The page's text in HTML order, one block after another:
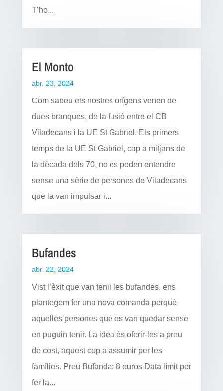
T’ho...
El Monto
abr. 23, 2024
Com sabeu els nostres orígens venen de
dues branques, de la fusió entre el CB
Viladecans i la UE St Gabriel. Els primers
temps de la UE St Gabriel, cap a mitjans de
la dècada dels 70, no es poden entendre
sense una sèrie de persones de Viladecans
que la van impulsar i...
Bufandes
abr. 22, 2024
Vist l’èxit que van tenir les bufandes, ens
plantegem fer una nova comanda perquè
aquelles persones que es van quedar sense
en puguin tenir. La idea és oferir-les a preu
de cost, aquest cop a assumir per les
famílies. Preu Bufanda: 8 euros Data límit per
fer la...